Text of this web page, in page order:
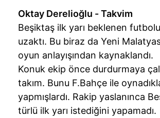
Oktay Derelioğlu - Takvim
Beşiktaş ilk yarı beklenen
uzaktı. Bu biraz da Yeni
oyun anlayışından kaynaklandı.
Konuk ekip önce durdurmaya
takım. Bunu F.Bahçe ile
yapmışlardı. Rakip yaslanınca
türlü ilk yarı istediğini yapamadı.